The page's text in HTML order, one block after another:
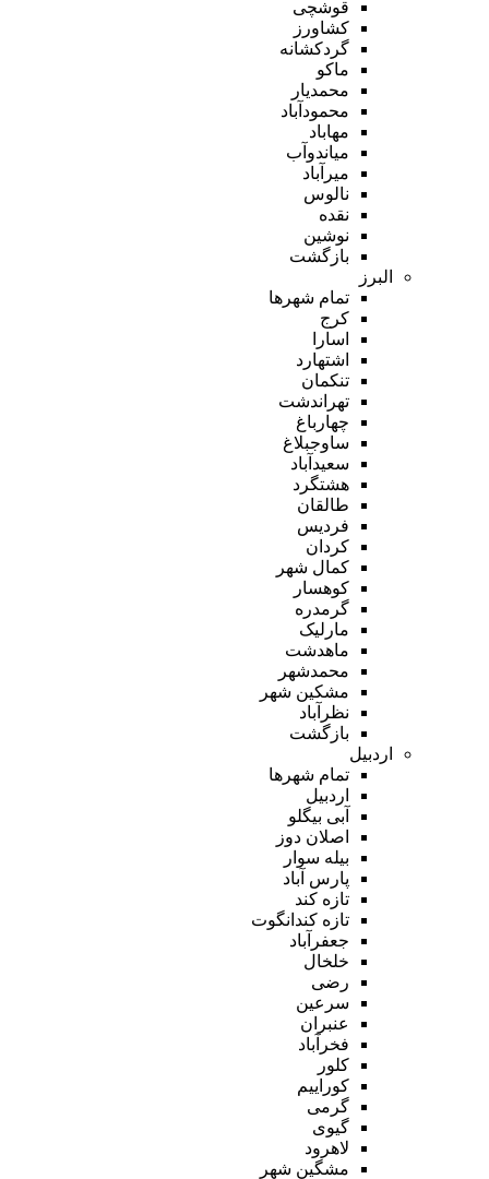
قوشچی
کشاورز
گردکشانه
ماکو
محمدیار
محمودآباد
مهاباد
میاندوآب
میرآباد
نالوس
نقده
نوشین
بازگشت
البرز
تمام شهر‌ها
کرج
اسارا
اشتهارد
تنکمان
تهراندشت
چهارباغ
ساوجبلاغ
سعیدآباد
هشتگرد
طالقان
فردیس
کردان
کمال شهر
کوهسار
گرمدره
مارلیک
ماهدشت
محمدشهر
مشکین شهر
نظرآباد
بازگشت
اردبیل
تمام شهر‌ها
اردبیل
آبی بیگلو
اصلان دوز
بیله سوار
پارس آباد
تازه کند
تازه کندانگوت
جعفرآباد
خلخال
رضی
سرعین
عنبران
فخرآباد
کلور
کوراییم
گرمی
گیوی
لاهرود
مشگین شهر